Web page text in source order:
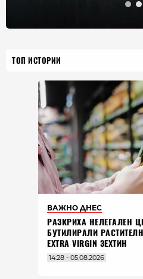
ТОП ИСТОРИИ
ВАЖНО ДНЕС
РАЗКРИХА НЕЛЕГАЛЕН
БУТИЛИРАЛИ
EXTRA VIRGIN ЗЕХТИН
14:28 - 05.08.2026